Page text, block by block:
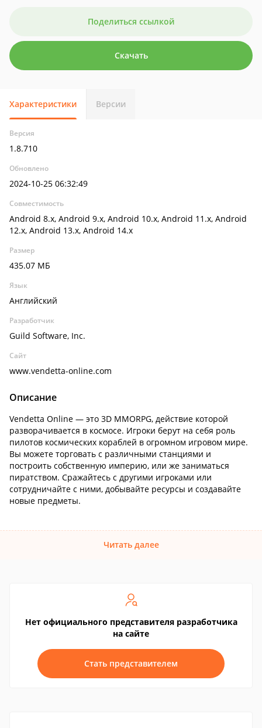
Поделиться ссылкой
Скачать
Характеристики Версии
Версия
1.8.710
Обновлено
2024-10-25 06:32:49
Совместимость
Android 8.x, Android 9.x, Android 10.x, Android 11.x, Android
12.x, Android 13.x, Android 14.x
Размер
435.07 МБ
Язык
Английский
Разработчик
Guild Software, Inc.
Сайт
www.vendetta-online.com
Описание
Vendetta Online — это 3D MMORPG, действие которой
разворачивается в космосе. Игроки берут на себя роль
пилотов космических кораблей в огромном игровом мире.
Вы можете торговать с различными станциями и
построить собственную империю, или же заниматься
пиратством. Сражайтесь с другими игроками или
сотрудничайте с ними, добывайте ресурсы и создавайте
новые предметы.
Читать далее
Нет официального представителя разработчика
на сайте
Стать представителем